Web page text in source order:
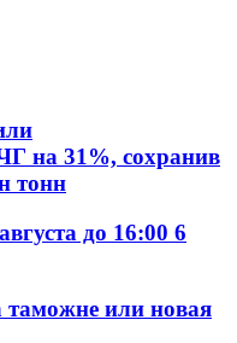
на 31%, сохранив
тонн
до 16:00 6
таможне или новая